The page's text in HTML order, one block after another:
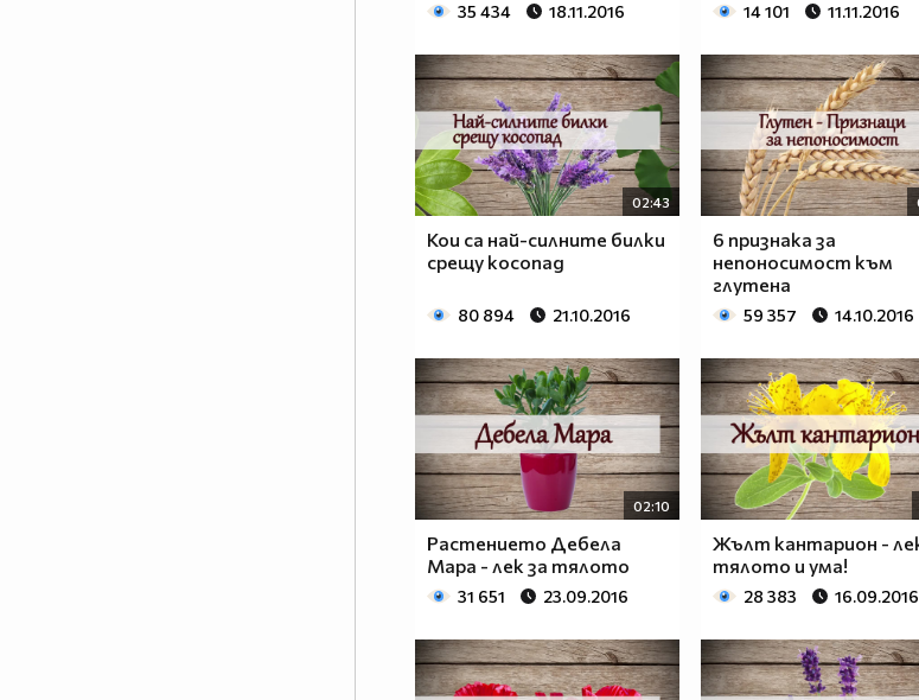
35 434 18.11.2016 14 101 11.11.2016
02:43
Кои са най-силните билки
срещу косопад
80 894 21.10.2016
6 признака за
непоносимост към
глутена
59 357 14.10.2016
02:10
Растението Дебела
Мара - лек за тялото
31 651 23.09.2016
Жълт кантарион -
тялото и ума!
28 383 16.09.2016